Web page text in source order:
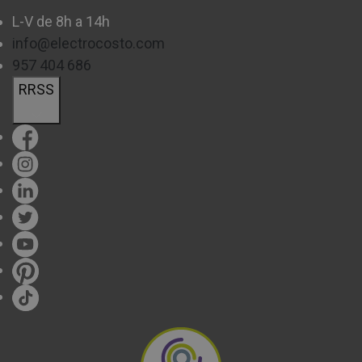
L-V de 8h a 14h
info@electrocosto.com
957 404 686
RRSS